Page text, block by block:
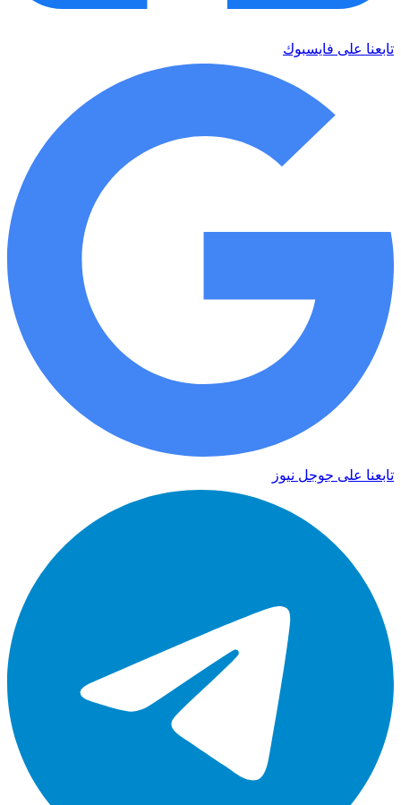
تابعنا على فايسبوك
تابعنا على جوجل نيوز